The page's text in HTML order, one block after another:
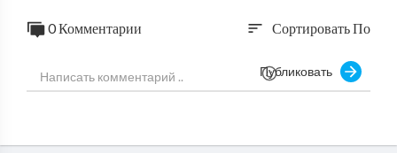
0 Комментарии sort Сортировать По
Публиковать